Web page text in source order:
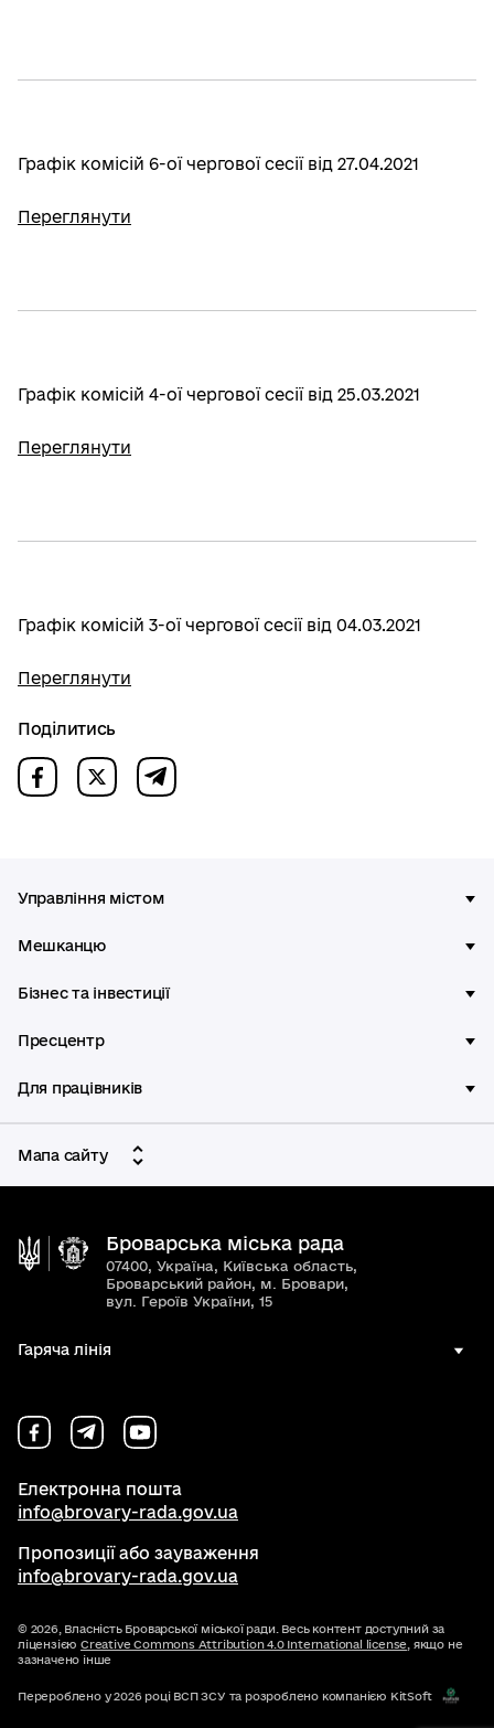
Графік комісій 6-ої чергової сесії від 27.04.2021
Переглянути
Графік комісій 4-ої чергової сесії від 25.03.2021
Переглянути
Графік комісій 3-ої чергової сесії від 04.03.2021
Переглянути
Поділитись
Управління містом
Мешканцю
Бізнес та інвестиції
Пресцентр
Для працівників
Мапа сайту
Броварська міська рада
07400, Україна, Київська область,
Броварський район, м. Бровари,
вул. Героїв України, 15
Гаряча лінія
Електронна пошта
info@brovary-rada.gov.ua
Пропозиції або зауваження
info@brovary-rada.gov.ua
© 2026, Власність Броварської міської ради. Весь контент доступний за
ліцензією Creative Commons Attribution 4.0 International license , якщо не
зазначено інше
Перероблено у 2026 році ВСП ЗСУ та розроблено компанією KitSoft